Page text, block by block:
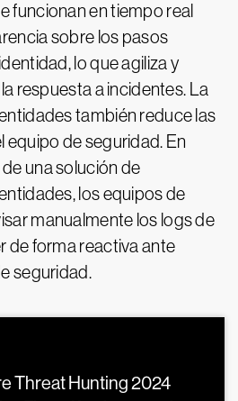
funcionan en tiempo real
sobre los pasos
lo que agiliza y
respuesta a incidentes. La
también reduce las
equipo de seguridad. En
una solución de
los equipos de
manualmente los logs de
de forma reactiva ante
seguridad.
Threat Hunting 2024